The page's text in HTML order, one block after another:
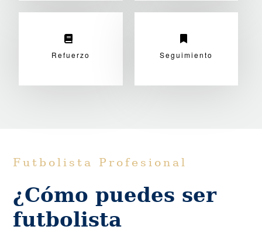
Refuerzo Seguimiento
Futbolista Profesional
¿Cómo puedes ser
futbolista